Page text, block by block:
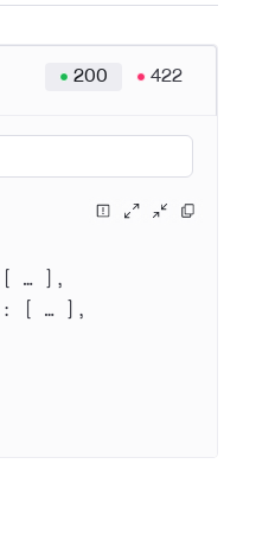
200 422
[ … ]
: [ … ]